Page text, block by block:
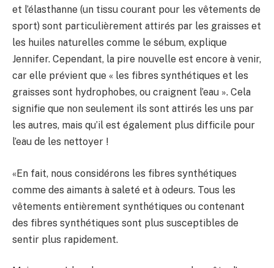
et l’élasthanne (un tissu courant pour les vêtements de
sport) sont particulièrement attirés par les graisses et
les huiles naturelles comme le sébum, explique
Jennifer. Cependant, la pire nouvelle est encore à venir,
car elle prévient que « les fibres synthétiques et les
graisses sont hydrophobes, ou craignent l’eau ». Cela
signifie que non seulement ils sont attirés les uns par
les autres, mais qu’il est également plus difficile pour
l’eau de les nettoyer !
«En fait, nous considérons les fibres synthétiques
comme des aimants à saleté et à odeurs. Tous les
vêtements entièrement synthétiques ou contenant
des fibres synthétiques sont plus susceptibles de
sentir plus rapidement.